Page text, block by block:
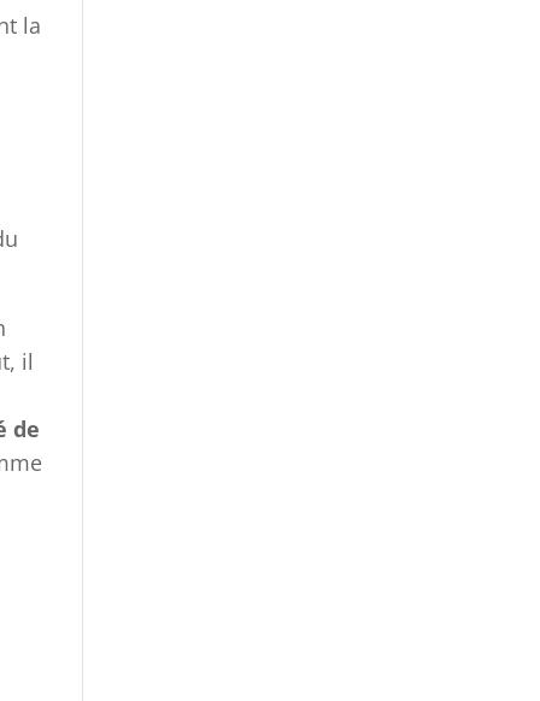
la
il
de